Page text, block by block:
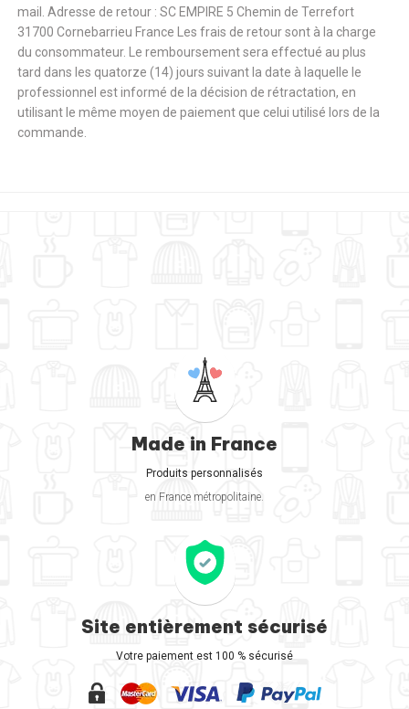
mail. Adresse de retour : SC EMPIRE 5 Chemin de Terrefort
31700 Cornebarrieu France Les frais de retour sont à la charge
du consommateur. Le remboursement sera effectué au plus
tard dans les quatorze (14) jours suivant la date à laquelle le
professionnel est informé de la décision de rétractation, en
utilisant le même moyen de paiement que celui utilisé lors de la
commande.
Made in France
Produits personnalisés
en France métropolitaine.
Site entièrement sécurisé
Votre paiement est 100 % sécurisé